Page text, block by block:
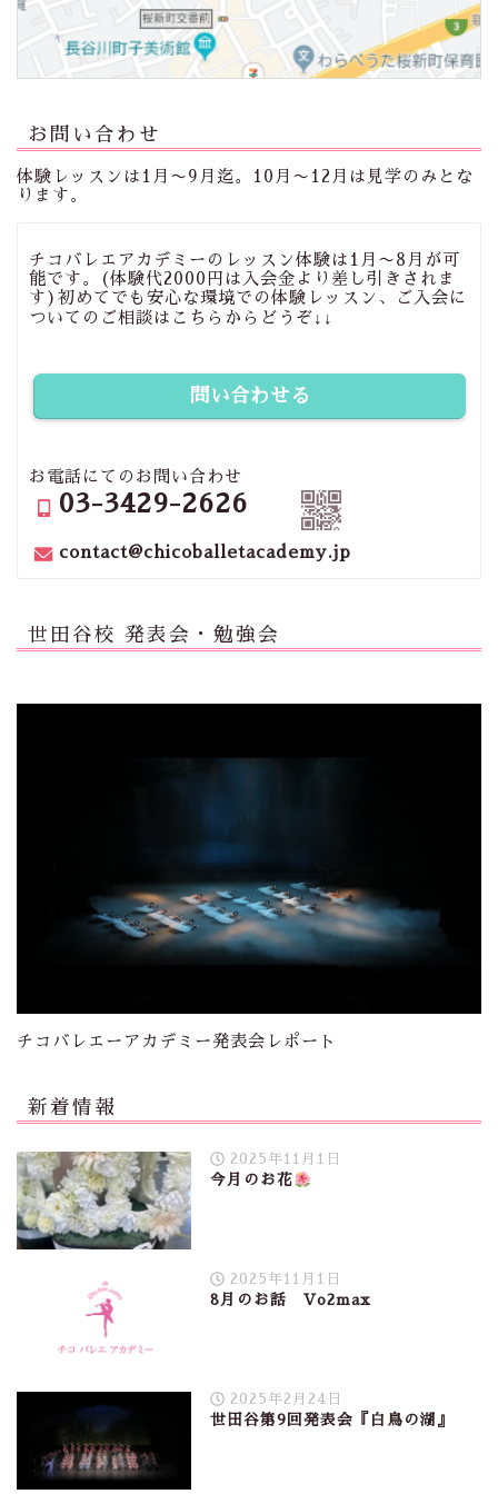
お問い合わせ
体験レッスンは1月〜9月迄。10月〜12月は見学のみとな
ります。
チコバレエアカデミーのレッスン体験は1月〜8月が可
能です。(体験代2000円は入会金より差し引きされま
す)初めてでも安心な環境での体験レッスン、ご入会に
ついてのご相談はこちらからどうぞ↓↓
問い合わせる
お電話にてのお問い合わせ
03-3429-2626
contact@chicoballetacademy.jp
世田谷校 発表会・勉強会
チコバレエーアカデミー発表会レポート
新着情報
2025年11月1日
今月のお花
2025年11月1日
8月のお話 Vo2max
2025年2月24日
世田谷第9回発表会『白鳥の湖』